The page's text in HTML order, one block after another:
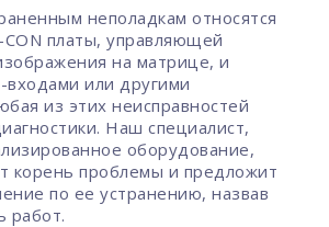
неполадкам относятся
платы, управляющей
на матрице, и
или другими
из этих неисправностей
Наш специалист,
оборудование,
корень проблемы и предложит
по ее устранению, назвав
работ.